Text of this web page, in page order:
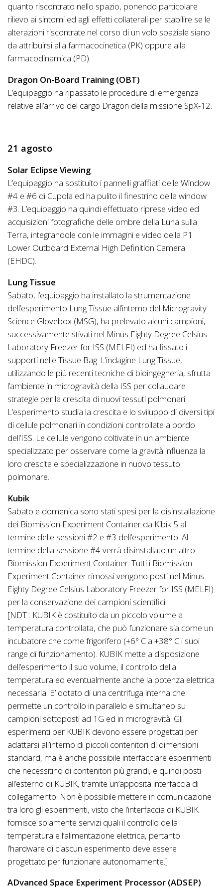
quanto riscontrato nello spazio, ponendo particolare
rilievo ai sintomi ed agli effetti collaterali per stabilire se le
alterazioni riscontrate nel corso di un volo spaziale siano
da attribuirsi alla farmacocinetica (PK) oppure alla
farmacodinamica (PD).
Dragon On-Board Training (OBT)
L’equipaggio ha ripassato le procedure di emergenza
relative all’arrivo del cargo Dragon della missione SpX-12.
21 agosto
Solar Eclipse Viewing
L’equipaggio ha sostituito i pannelli graffiati delle Window
#4 e #6 di Cupola ed ha pulito il finestrino della window
#3. L’equipaggio ha quindi effettuato riprese video ed
acquisizioni fotografiche delle ombre della Luna sulla
Terra, integrandole con le immagini e video della P1
Lower Outboard External High Definition Camera
(EHDC).
Lung Tissue
Sabato, l’equipaggio ha installato la strumentazione
dell’esperimento Lung Tissue all’interno del Microgravity
Science Glovebox (MSG), ha prelevato alcuni campioni,
successivamente stivati nel Minus Eighty Degree Celsius
Laboratory Freezer for ISS (MELFI) ed ha fissato i
supporti nelle Tissue Bag. L’indagine Lung Tissue,
utilizzando le più recenti tecniche di bioingegneria, sfrutta
l’ambiente in microgravità della ISS per collaudare
strategie per la crescita di nuovi tessuti polmonari.
L’esperimento studia la crescita e lo sviluppo di diversi tipi
di cellule polmonari in condizioni controllate a bordo
dell’ISS. Le cellule vengono coltivate in un ambiente
specializzato per osservare come la gravità influenza la
loro crescita e specializzazione in nuovo tessuto
polmonare.
Kubik
Sabato e domenica sono stati spesi per la disinstallazione
dei Biomission Experiment Container da Kibik 5 al
termine delle sessioni #2 e #3 dell’esperimento. Al
termine della sessione #4 verrà disinstallato un altro
Biomission Experiment Container. Tutti i Biomission
Experiment Container rimossi vengono posti nel Minus
Eighty Degree Celsius Laboratory Freezer for ISS (MELFI)
per la conservazione dei campioni scientifici.
[NDT : KUBIK è costituito da un piccolo volume a
temperatura controllata, che può funzionare sia come un
incubatore che come frigorifero (+6° C a +38° C i suoi
range di funzionamento). KUBIK mette a disposizione
dell’esperimento il suo volume, il controllo della
temperatura ed eventualmente anche la potenza elettrica
necessaria. E’ dotato di una centrifuga interna che
permette un controllo in parallelo e simultaneo su
campioni sottoposti ad 1G ed in microgravità. Gli
esperimenti per KUBIK devono essere progettati per
adattarsi all’interno di piccoli contenitori di dimensioni
standard, ma è anche possibile interfacciare esperimenti
che necessitino di contenitori più grandi, e quindi posti
all’esterno di KUBIK, tramite un’apposita interfaccia di
collegamento. Non è possibile mettere in comunicazione
tra loro gli esperimenti, visto che l’interfaccia di KUBIK
fornisce solamente servizi quali il controllo della
temperatura e l’alimentazione elettrica, pertanto
l’hardware di ciascun esperimento deve essere
progettato per funzionare autonomamente.]
ADvanced Space Experiment Processor (ADSEP)